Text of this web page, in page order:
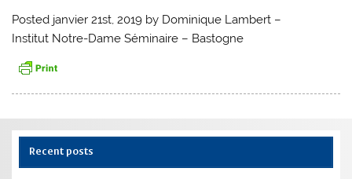
Posted janvier 21st, 2019 by Dominique Lambert –
Institut Notre-Dame Séminaire – Bastogne
Recent posts